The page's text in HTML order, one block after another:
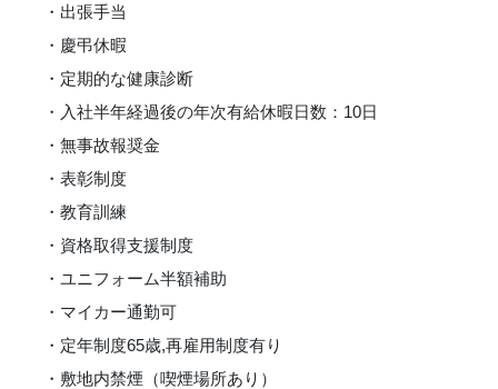
・出張手当
・慶弔休暇
・定期的な健康診断
・入社半年経過後の年次有給休暇日数：10日
・無事故報奨金
・表彰制度
・教育訓練
・資格取得支援制度
・ユニフォーム半額補助
・マイカー通勤可
・定年制度65歳,再雇用制度有り
・敷地内禁煙（喫煙場所あり）